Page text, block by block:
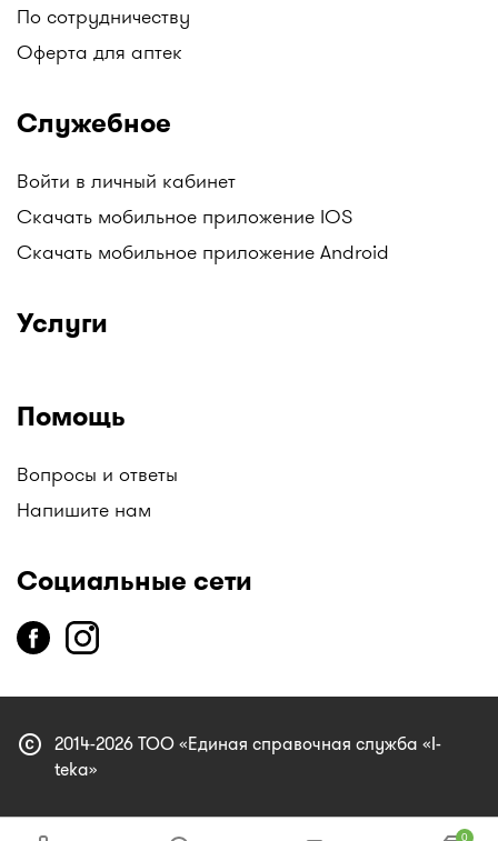
По сотрудничеству
Оферта для аптек
Служебное
Войти в личный кабинет
Скачать мобильное приложение IOS
Скачать мобильное приложение Android
Услуги
Помощь
Вопросы и ответы
Напишите нам
Социальные сети
copyright 2014-2026 ТОО «Единая справочная служба «I-
teka»
0